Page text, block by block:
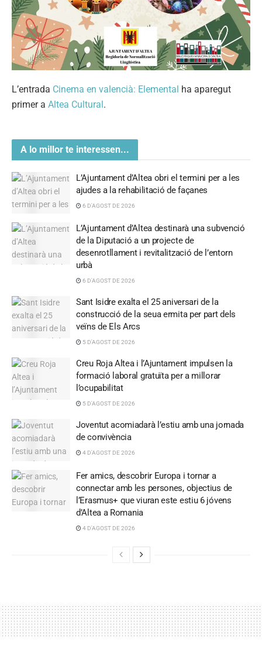
L’entrada Cinema en valencià: Elemental ha aparegut
primer a Altea Cultural.
A lo millor te interessen...
L’Ajuntament d’Altea obri el termini per a les
ajudes a la rehabilitació de façanes
6 D'AGOST DE 2026
L’Ajuntament d’Altea destinarà una subvenció
de la Diputació a un projecte de
desenrotllament i revitalització de l’entorn
urbà
6 D'AGOST DE 2026
Sant Isidre exalta el 25 aniversari de la
construcció de la seua ermita per part dels
veïns de Els Arcs
5 D'AGOST DE 2026
Creu Roja Altea i l’Ajuntament impulsen la
formació laboral gratuïta per a millorar
l’ocupabilitat
5 D'AGOST DE 2026
Joventut acomiadarà l’estiu amb una jornada
de convivència
4 D'AGOST DE 2026
Fer amics, descobrir Europa i tornar a
connectar amb les persones, objectius de
l’Erasmus+ que viuran este estiu 6 jóvens
d’Altea a Romania
4 D'AGOST DE 2026